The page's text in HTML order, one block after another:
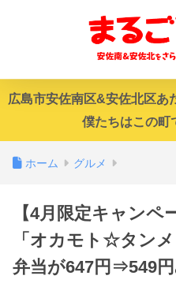
広島市安佐南区&安佐北区あ
僕たちはこの町
ホーム グルメ
【4月限定キャンペ
「オカモト☆タン
弁当が647円⇒549